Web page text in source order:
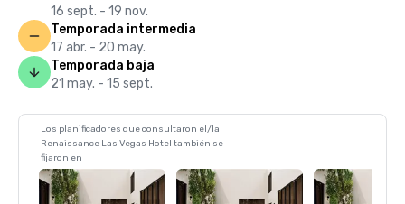
16 sept. - 19 nov.
Temporada intermedia
17 abr. - 20 may.
Temporada baja
21 may. - 15 sept.
Los planificadores que consultaron el/la
Renaissance Las Vegas Hotel también se
fijaron en